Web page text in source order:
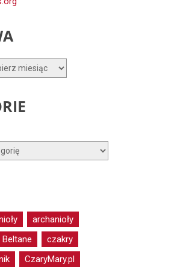
archanioły
Beltane
czakry
CzaryMary.pl